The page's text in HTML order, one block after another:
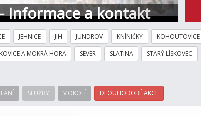
Informace a kontakt
JEHNICE JIH JUNDROV KNÍNIČKY KOHOUTOVICE
A MOKRÁ HORA SEVER SLATINA STARÝ LÍSKOVEC
SLUŽBY V OKOLÍ DLOUHODOBÉ AKCE